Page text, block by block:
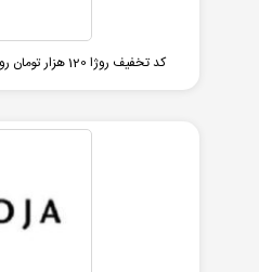
کد تخفیف روژا 120 هزار تومان روی سبد خرید 1 میلیون و 500